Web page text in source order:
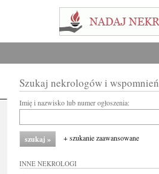
Szukaj nekrologów i wspomnień
Imię i nazwisko lub numer ogłoszenia:
+ szukanie zaawansowane
INNE NEKROLOGI